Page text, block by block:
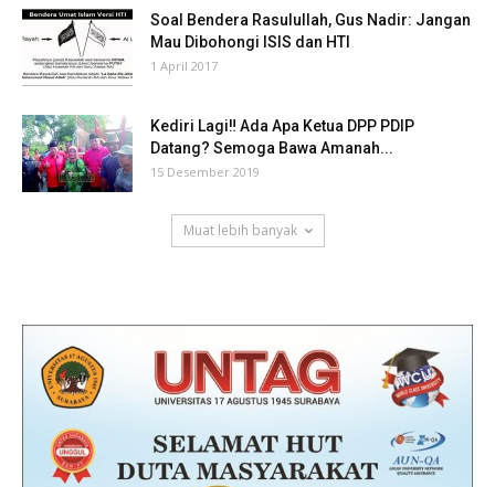
Soal Bendera Rasulullah, Gus Nadir: Jangan
Mau Dibohongi ISIS dan HTI
1 April 2017
Kediri Lagi‼ Ada Apa Ketua DPP PDIP
Datang? Semoga Bawa Amanah...
15 Desember 2019
Muat lebih banyak